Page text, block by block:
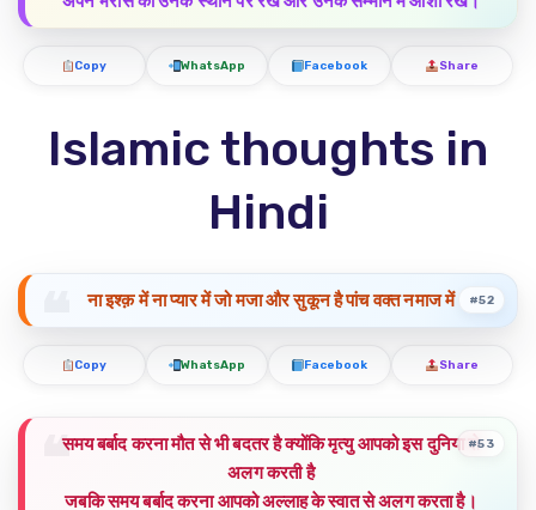
Copy WhatsApp Facebook Share
Islamic thoughts in
Hindi
ना इश्क़ में ना प्यार में जो मजा और सुकून है पांच वक्त नमाज में #52
Copy WhatsApp Facebook Share
समय बर्बाद करना मौत से भी बदतर है क्योंकि मृत्यु आपको इस दुनिया से
अलग करती है
जबकि समय बर्बाद करना आपको अल्लाह के स्वात से अलग करता है।
#53